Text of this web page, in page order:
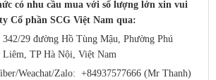
có nhu cầu mua với số lượng lớn xin vui
Cổ phần SCG Việt Nam qua:
29 đường Hồ Tùng Mậu, Phường Phú
Liêm, TP Hà Nội, Việt Nam
Weachat/Zalo: +84937577666 (Mr Thanh)